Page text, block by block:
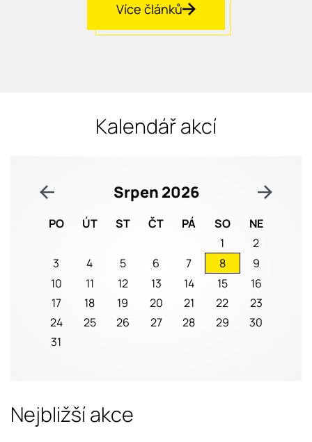
Více článků
Kalendář akcí
Srpen 2026
PO ÚT ST ČT PÁ SO
NE
1
2
3
4 5 6 7 8
9
10
11 12 13 14 15
16
17
18 19 20 21 22
23
24
25 26 27 28 29
30
31
Nejbližší akce